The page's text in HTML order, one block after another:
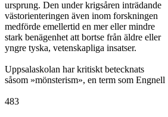
ursprung. Den under krigsåren inträdande
västorienteringen även inom forskningen
medförde emellertid en mer eller mindre
stark benägenhet att bortse från äldre eller
yngre tyska, vetenskapliga insatser.
Uppsalaskolan har kritiskt betecknats
såsom »mönsterism», en term som Engnell
483